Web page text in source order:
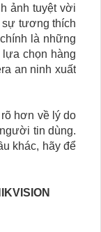
ảnh tuyệt vời
sự tương thích
là những
lựa chọn hàng
an ninh xuất
hơn về lý do
tin dùng.
khác, hãy để